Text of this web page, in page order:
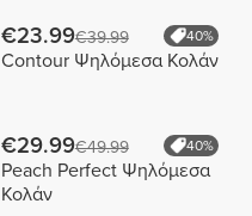
€23.99€39.99 40%
Contour Ψηλόμεσα Κολάν
€29.99€49.99 40%
Peach Perfect Ψηλόμεσα
Κολάν